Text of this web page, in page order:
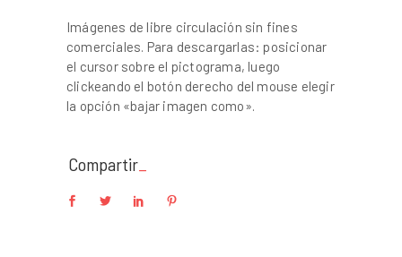
Imágenes de libre circulación sin fines
comerciales. Para descargarlas: posicionar
el cursor sobre el pictograma, luego
clickeando el botón derecho del mouse elegir
la opción «bajar imagen como».
Compartir